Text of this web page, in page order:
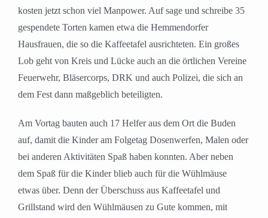
kosten jetzt schon viel Manpower. Auf sage und schreibe 35
gespendete Torten kamen etwa die Hemmendorfer
Hausfrauen, die so die Kaffeetafel ausrichteten. Ein großes
Lob geht von Kreis und Lücke auch an die örtlichen Vereine
Feuerwehr, Bläsercorps, DRK und auch Polizei, die sich an
dem Fest dann maßgeblich beteiligten.
Am Vortag bauten auch 17 Helfer aus dem Ort die Buden
auf, damit die Kinder am Folgetag Dosenwerfen, Malen oder
bei anderen Aktivitäten Spaß haben konnten. Aber neben
dem Spaß für die Kinder blieb auch für die Wühlmäuse
etwas über. Denn der Überschuss aus Kaffeetafel und
Grillstand wird den Wühlmäusen zu Gute kommen, mit